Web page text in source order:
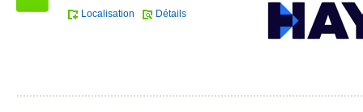
Localisation
Détails